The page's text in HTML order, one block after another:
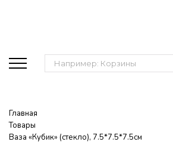
Поиск:
Главная
Товары
Ваза «Кубик» (стекло), 7.5*7.5*7.5см